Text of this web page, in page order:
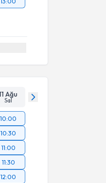
Ağu
Sal
10:00
10:30
11:00
11:30
12:00